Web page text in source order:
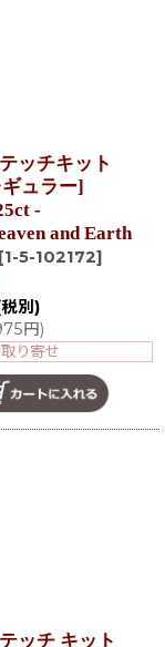
ッチキット
ュラー]
-
and Earth
[1-5-102172]
別)
円)
り寄せ
ッチ キット